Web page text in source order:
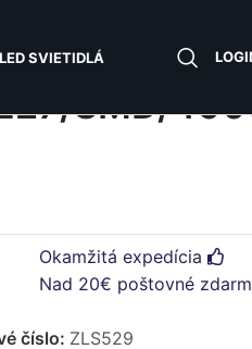
SVIETIDLÁ
SMD/
Okamžitá expedícia
Nad 20€ poštovné
číslo: ZLS529